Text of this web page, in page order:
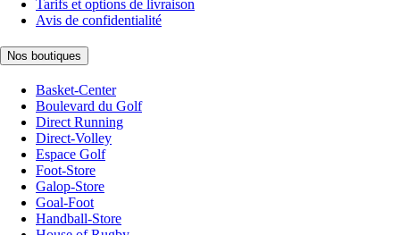
Tarifs et options de livraison
Avis de confidentialité
Nos boutiques
Basket-Center
Boulevard du Golf
Direct Running
Direct-Volley
Espace Golf
Foot-Store
Galop-Store
Goal-Foot
Handball-Store